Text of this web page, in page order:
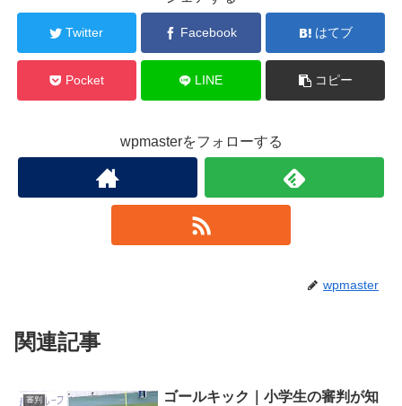
Twitter Facebook はてブ
Pocket LINE コピー
wpmasterをフォローする
wpmaster
関連記事
審判
ゴールキック｜小学生の審判が知